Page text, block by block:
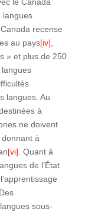
le Canada
langues
recense
au pays[iv],
» et plus de 250
langues. Au
à
ne doivent
à
[vi]. Quant à
de l’État
sous-